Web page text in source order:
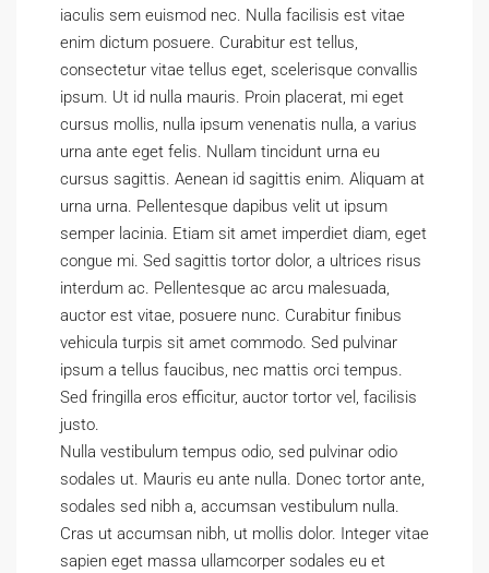
iaculis sem euismod nec. Nulla facilisis est vitae
enim dictum posuere. Curabitur est tellus,
consectetur vitae tellus eget, scelerisque convallis
ipsum. Ut id nulla mauris. Proin placerat, mi eget
cursus mollis, nulla ipsum venenatis nulla, a varius
urna ante eget felis. Nullam tincidunt urna eu
cursus sagittis. Aenean id sagittis enim. Aliquam at
urna urna. Pellentesque dapibus velit ut ipsum
semper lacinia. Etiam sit amet imperdiet diam, eget
congue mi. Sed sagittis tortor dolor, a ultrices risus
interdum ac. Pellentesque ac arcu malesuada,
auctor est vitae, posuere nunc. Curabitur finibus
vehicula turpis sit amet commodo. Sed pulvinar
ipsum a tellus faucibus, nec mattis orci tempus.
Sed fringilla eros efficitur, auctor tortor vel, facilisis
justo.
Nulla vestibulum tempus odio, sed pulvinar odio
sodales ut. Mauris eu ante nulla. Donec tortor ante,
sodales sed nibh a, accumsan vestibulum nulla.
Cras ut accumsan nibh, ut mollis dolor. Integer vitae
sapien eget massa ullamcorper sodales eu et